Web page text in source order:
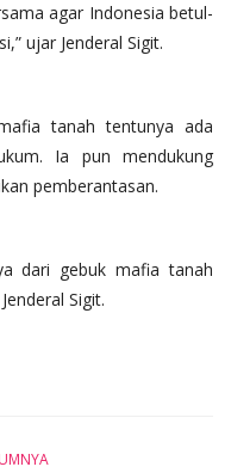
agar Indonesia betul-
ujar Jenderal Sigit.
tanah tentunya ada
Ia pun mendukung
pemberantasan.
dari gebuk mafia tanah
Sigit.